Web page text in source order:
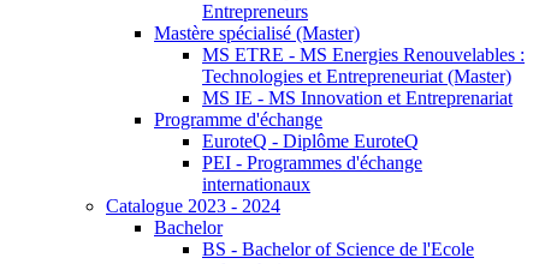
Entrepreneurs
Mastère spécialisé (Master)
MS ETRE - MS Energies Renouvelables :
Technologies et Entrepreneuriat (Master)
MS IE - MS Innovation et Entreprenariat
Programme d'échange
EuroteQ - Diplôme EuroteQ
PEI - Programmes d'échange
internationaux
Catalogue 2023 - 2024
Bachelor
BS - Bachelor of Science de l'Ecole